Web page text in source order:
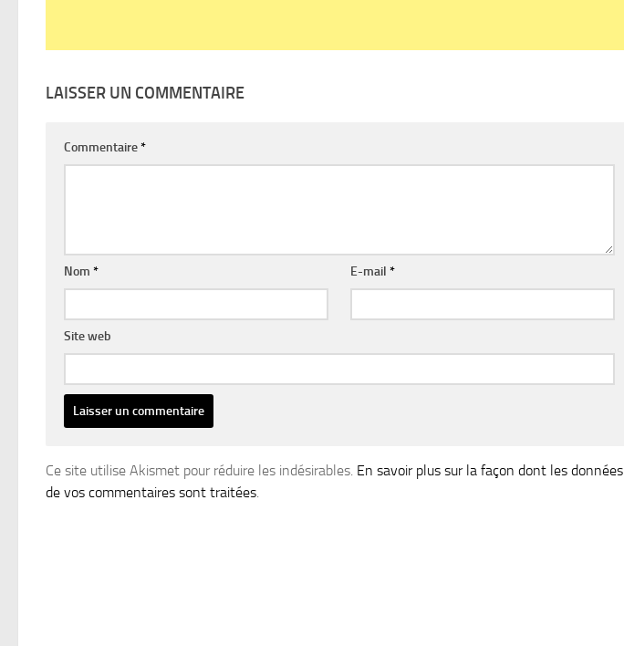
LAISSER UN COMMENTAIRE
Commentaire*
Nom * E-mail*
Site web
Ce site utilise Akismet pour réduire les indésirables. En savoir plus sur la façon dont les données
de vos commentaires sont traitées.